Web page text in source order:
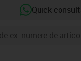
Quick